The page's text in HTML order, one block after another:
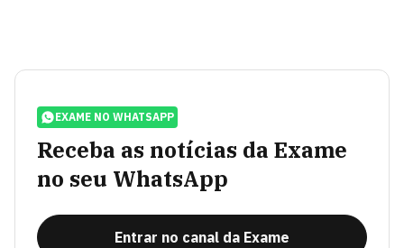
EXAME NO WHATSAPP
Receba as notícias da Exame
no seu WhatsApp
Entrar no canal da Exame